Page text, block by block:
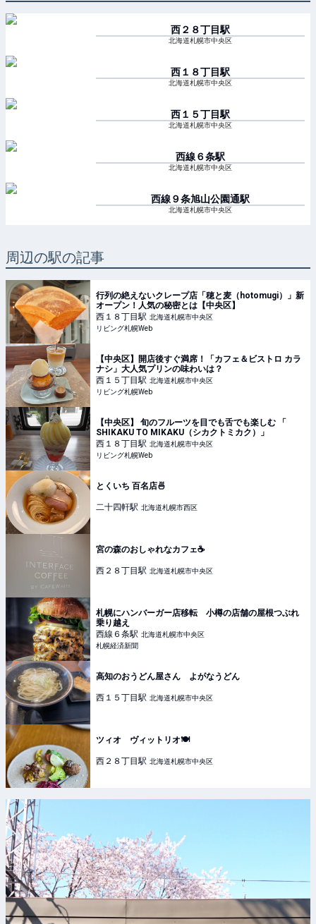
西２８丁目駅
北海道札幌市中央区
西１８丁目駅
北海道札幌市中央区
西１５丁目駅
北海道札幌市中央区
西線６条駅
北海道札幌市中央区
西線９条旭山公園通駅
北海道札幌市中央区
周辺の駅の記事
行列の絶えないクレープ店「穂と麦（hotomugi）」新
オープン！人気の秘密とは【中央区】
西１８丁目駅 北海道札幌市中央区
リビング札幌Web
【中央区】開店後すぐ満席！「カフェ＆ビストロ カラ
ナシ」大人気プリンの味わいは？
西１５丁目駅 北海道札幌市中央区
リビング札幌Web
【中央区】 旬のフルーツを目でも舌でも楽しむ 「
SHIKAKU TO MIKAKU（シカクトミカク）」
西１８丁目駅 北海道札幌市中央区
リビング札幌Web
とくいち 百名店🍜
二十四軒駅 北海道札幌市西区
宮の森のおしゃれなカフェ☕️
西２８丁目駅 北海道札幌市中央区
札幌にハンバーガー店移転 小樽の店舗の屋根つぶれ
乗り越え
西線６条駅 北海道札幌市中央区
札幌経済新聞
高知のおうどん屋さん よがなうどん
西１５丁目駅 北海道札幌市中央区
ツィオ ヴィットリオ🍽️
西２８丁目駅 北海道札幌市中央区